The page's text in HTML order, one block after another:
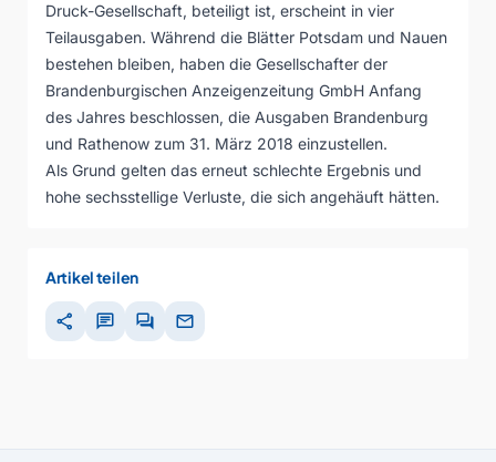
Druck-Gesellschaft, beteiligt ist, erscheint in vier
Teilausgaben. Während die Blätter Potsdam und Nauen
bestehen bleiben, haben die Gesellschafter der
Brandenburgischen Anzeigenzeitung GmbH Anfang
des Jahres beschlossen, die Ausgaben Brandenburg
und Rathenow zum 31. März 2018 einzustellen.
Als Grund gelten das erneut schlechte Ergebnis und
hohe sechsstellige Verluste, die sich angehäuft hätten.
Artikel teilen
share chat forum mail